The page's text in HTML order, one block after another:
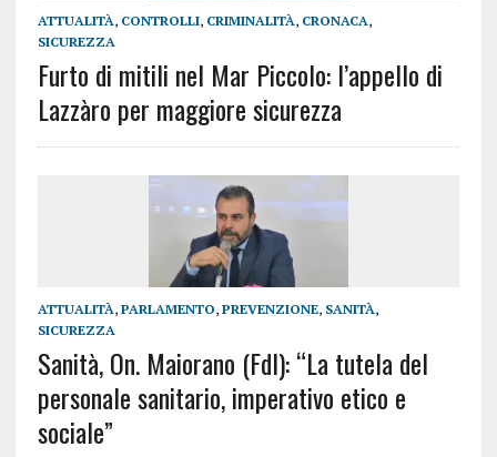
ATTUALITÀ, CONTROLLI, CRIMINALITÀ, CRONACA,
SICUREZZA
Furto di mitili nel Mar Piccolo: l’appello di
Lazzàro per maggiore sicurezza
ATTUALITÀ, PARLAMENTO, PREVENZIONE, SANITÀ,
SICUREZZA
Sanità, On. Maiorano (FdI): “La tutela del
personale sanitario, imperativo etico e
sociale”